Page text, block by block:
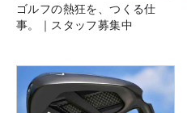
ゴルフの熱狂を、つくる仕
事。｜スタッフ募集中